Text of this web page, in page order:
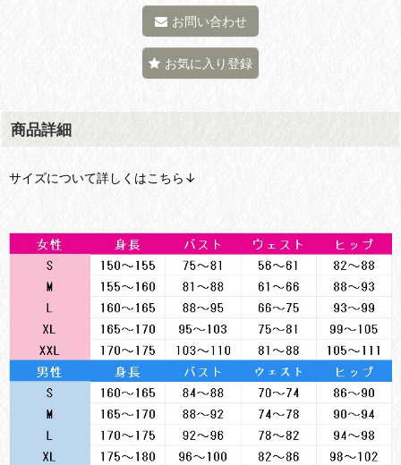
お問い合わせ
お気に入り登録
商品詳細
サイズについて詳しくはこちら↓